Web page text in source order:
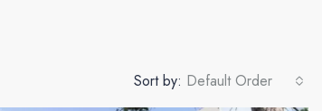
Sort by: Default Order